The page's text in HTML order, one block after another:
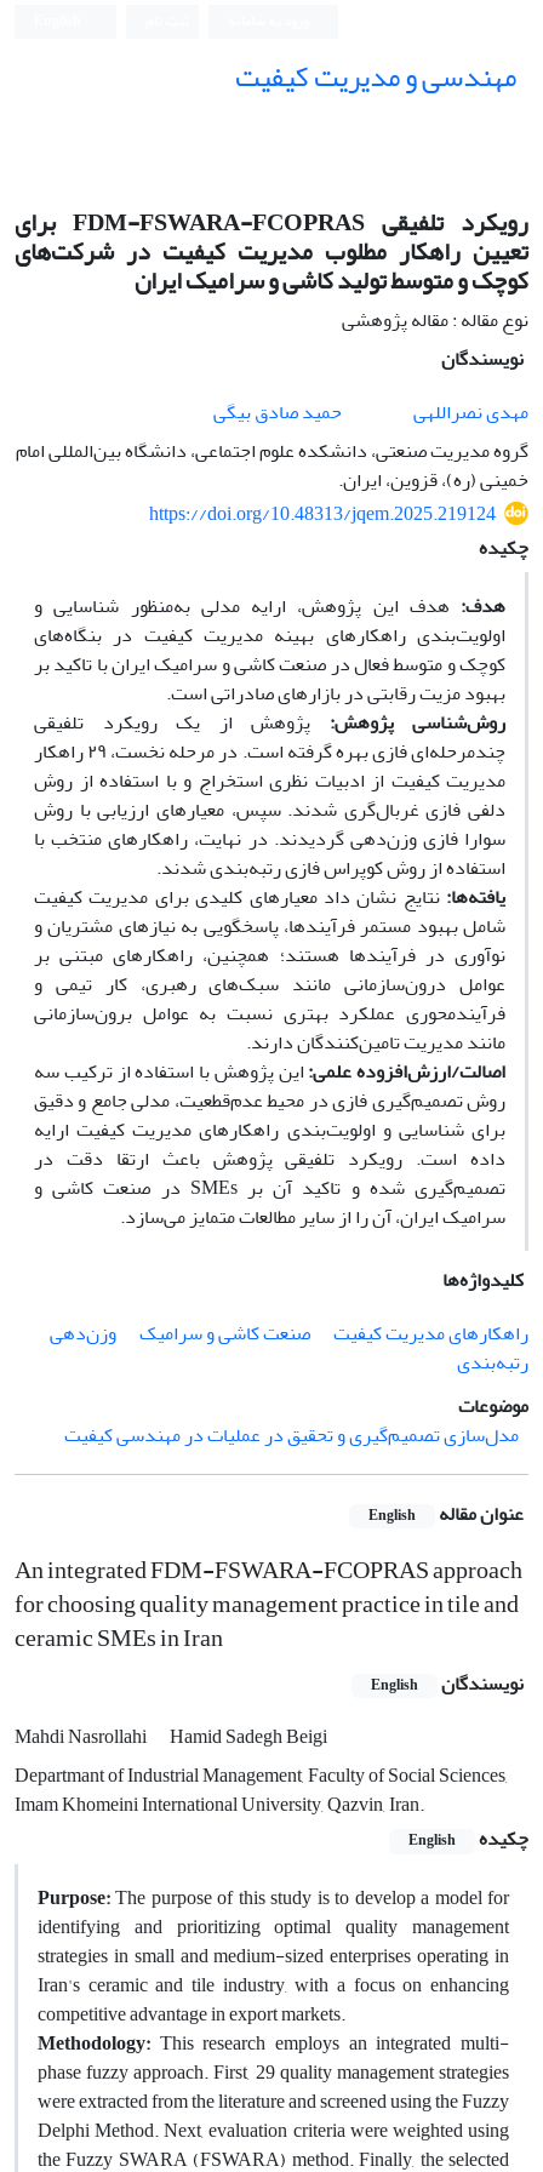
مهندسی و مدیریت کیفیت
رویکرد تلفیقی FDM-FSWARA-FCOPRAS برای
تعیین راهکار مطلوب مدیریت کیفیت در شرکت‌های
کوچک و متوسط تولید کاشی و سرامیک ایران
نوع مقاله : مقاله پژوهشی
نویسندگان
مهدی نصراللهی
حمید صادق بیگی
گروه مدیریت صنعتی، دانشکده علوم اجتماعی، دانشگاه بین‌المللی امام
خمینی (ره)، قزوین، ایران.
https://doi.org/10.48313/jqem.2025.219124
چکیده
هدف: هدف این پژوهش، ارایه مدلی به‌منظور شناسایی و
اولویت‌بندی راهکارهای بهینه مدیریت کیفیت در بنگاه‌های
کوچک و متوسط فعال در صنعت کاشی و سرامیک ایران با تاکید بر
بهبود مزیت رقابتی در بازارهای صادراتی است.
روش‌شناسی پژوهش: پژوهش از یک رویکرد تلفیقی
چندمرحله‌ای فازی بهره گرفته است. در مرحله نخست، ۲۹ راهکار
مدیریت کیفیت از ادبیات نظری استخراج و با استفاده از روش
دلفی فازی غربال‌گری شدند. سپس، معیارهای ارزیابی با روش
سوارا فازی وزن‌دهی گردیدند. در نهایت، راهکارهای منتخب با
استفاده از روش کوپراس فازی رتبه‌بندی شدند.
یافته‌ها: نتایج نشان داد معیارهای کلیدی برای مدیریت کیفیت
شامل بهبود مستمر فرآیندها، پاسخگویی به نیازهای مشتریان و
نوآوری در فرآیندها هستند؛ همچنین، راهکارهای مبتنی بر
عوامل درون‌سازمانی مانند سبک‌های رهبری، کار تیمی و
فرآیندمحوری عملکرد بهتری نسبت به عوامل برون‌سازمانی
مانند مدیریت تامین‌کنندگان دارند.
اصالت/ارزش‌افزوده علمی:این پژوهش با استفاده از ترکیب سه
روش تصمیم‌گیری فازی در محیط عدم‌قطعیت، مدلی جامع و دقیق
برای شناسایی و اولویت‌بندی راهکارهای مدیریت کیفیت ارایه
داده است. رویکرد تلفیقی پژوهش باعث ارتقا دقت در
تصمیم‌گیری شده و تاکید آن بر SMEs در صنعت کاشی و
سرامیک ایران، آن را از سایر مطالعات متمایز می‌سازد.
کلیدواژه‌ها
راهکارهای مدیریت کیفیت
صنعت کاشی و سرامیک
وزن‌دهی
رتبه‌بندی
موضوعات
مدل‌سازی تصمیم‌گیری و تحقیق در عملیات در مهندسی کیفیت
عنوان مقاله English
An integrated FDM-FSWARA-FCOPRAS approach
for choosing quality management practice in tile and
ceramic SMEs in Iran
نویسندگان English
Mahdi Nasrollahi
Hamid Sadegh Beigi
Departmant of Industrial Management, Faculty of Social Sciences,
Imam Khomeini International University, Qazvin, Iran.
چکیده
English
Purpose:The purpose of this study is to develop a model for
identifying and prioritizing optimal quality management
strategies in small and medium-sized enterprises operating in
Iran's ceramic and tile industry, with a focus on enhancing
competitive advantage in export markets.
Methodology: This research employs an integrated multi-
phase fuzzy approach. First, 29 quality management strategies
were extracted from the literature and screened using the Fuzzy
Delphi Method. Next, evaluation criteria were weighted using
the Fuzzy SWARA (FSWARA) method. Finally, the selected